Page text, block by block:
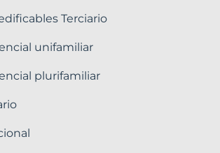
Terciario
unifamiliar
plurifamiliar